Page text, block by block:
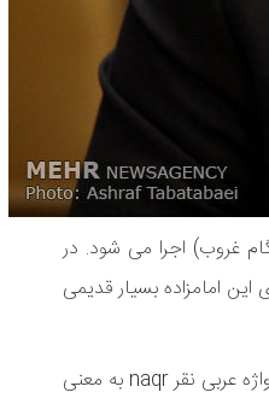
غروب) اجرا می شود. در
امامزاده بسیار قدیمی
در اصطلاح محلی کرمان به نقاره بزرگ «ناقاره» و به نقاره کوچک «زیل» می گویند. البته واژه نَقّاره، نقاره، نکاره، نگرا nagora از واژه عربی نقر naqr به معنی